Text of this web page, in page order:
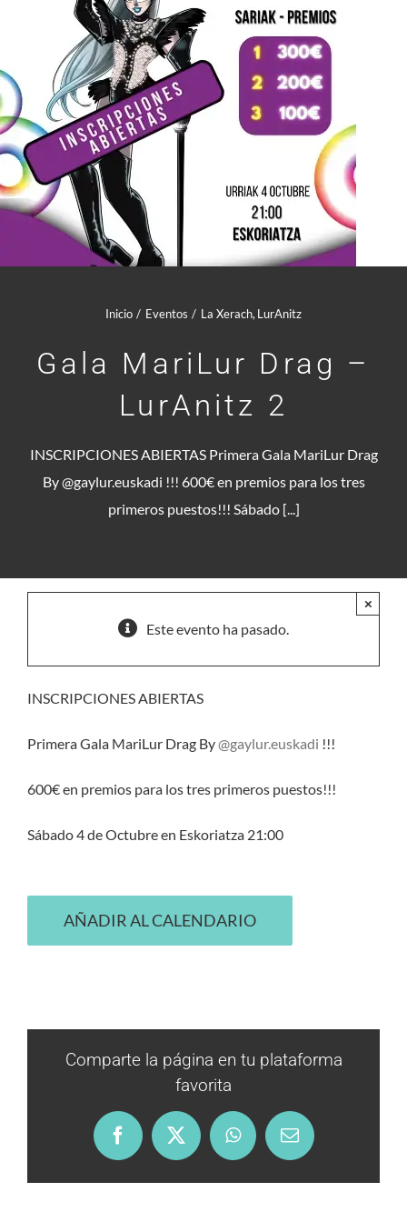
Comunidad Whatsapp
Contacto
Mi cuenta
Cesta
Inicio Eventos La Xerach LurAnitz
Gala MariLur Drag –
LurAnitz 2
INSCRIPCIONES ABIERTAS Primera Gala MariLur Drag
By @gaylur.euskadi !!! 600€ en premios para los tres
primeros puestos!!! Sábado [...]
Este evento ha pasado.
×
INSCRIPCIONES ABIERTAS
Primera Gala MariLur Drag By@gaylur.euskadi !!!
600€ en premios para los tres primeros puestos!!!
Sábado 4 de Octubre en Eskoriatza 21:00
AÑADIR AL CALENDARIO
Comparte la página en tu plataforma
favorita
Facebook
X WhatsAppEmail